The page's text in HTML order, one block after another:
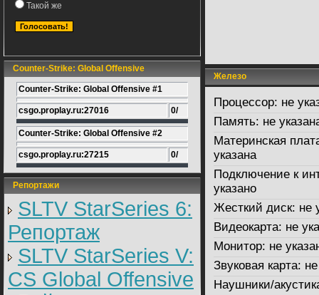
Такой же
Counter-Strike: Global Offensive
Counter-Strike: Global Offensive #1
csgo.proplay.ru:27016 0/
Counter-Strike: Global Offensive #2
csgo.proplay.ru:27215 0/
Репортажи
SLTV StarSeries 6:
Репортаж
SLTV StarSeries V:
CS Global Offensive
Железо
Процессор: не
Память: не
Материнская
указана
Подключение к
указано
Жесткий диск: не
Видеокарта: не
Монитор: не
Звуковая карта:
Наушники/